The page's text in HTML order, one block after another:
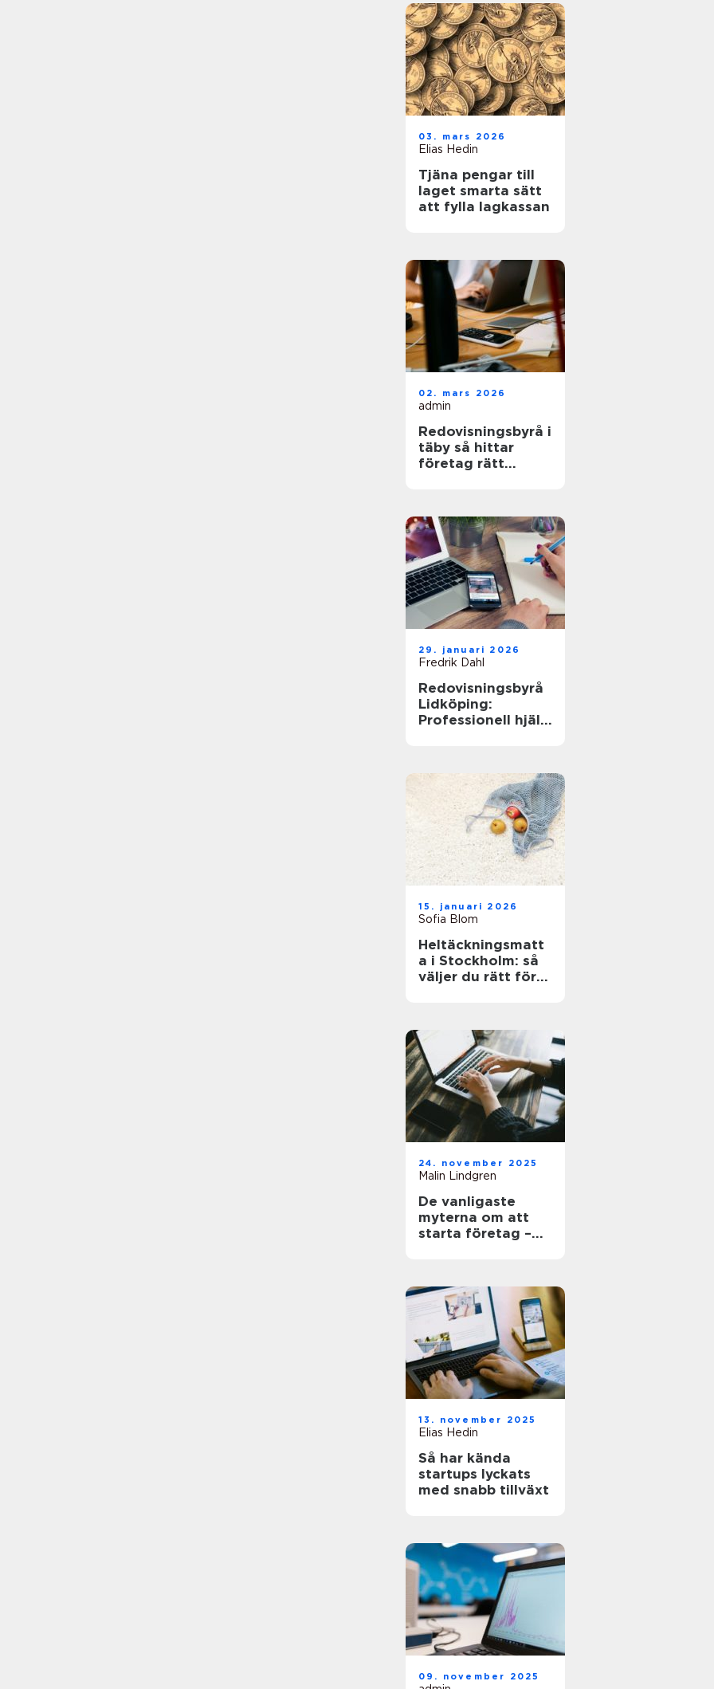
03. mars 2026
Elias Hedin
Tjäna pengar till
laget smarta sätt
att fylla lagkassan
02. mars 2026
admin
Redovisningsbyrå i
täby så hittar
företag rätt
29. januari 2026
Fredrik Dahl
Redovisningsbyrå
Lidköping:
Professionell hjälp
15. januari 2026
Sofia Blom
Heltäckningsmatt
a i Stockholm: så
väljer du rätt för
24. november 2025
Malin Lindgren
De vanligaste
myterna om att
starta företag –
13. november 2025
Elias Hedin
Så har kända
startups lyckats
med snabb tillväxt
09. november 2025